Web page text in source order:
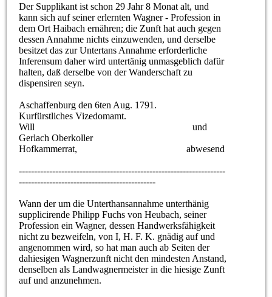
Der Supplikant ist schon 29 Jahr 8 Monat alt, und
kann sich auf seiner erlernten Wagner - Profession in
dem Ort Haibach ernähren; die Zunft hat auch gegen
dessen Annahme nichts einzuwenden, und derselbe
besitzet das zur Untertans Annahme erforderliche
Inferensum daher wird untertänig unmasgeblich dafür
halten, daß derselbe von der Wanderschaft zu
dispensiren seyn.
Aschaffenburg den 6ten Aug. 1791.
Kurfürstliches Vizedomamt.
Will und
Gerlach Oberkoller
Hofkammerrat, abwesend
--------------------------------------------------------------------
---------------------------------------------
Wann der um die Unterthansannahme unterthänig
supplicirende Philipp Fuchs von Heubach, seiner
Profession ein Wagner, dessen Handwerksfähigkeit
nicht zu bezweifeln, von I, H. F. K. gnädig auf und
angenommen wird, so hat man auch ab Seiten der
dahiesigen Wagnerzunft nicht den mindesten Anstand,
denselben als Landwagnermeister in die hiesige Zunft
auf und anzunehmen.